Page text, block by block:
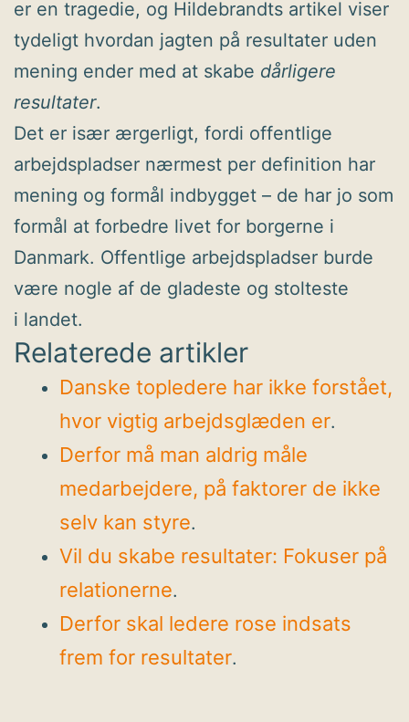
er en tragedie, og Hildebrandts artikel viser
tydeligt hvordan jagten på resultater uden
mening ender med at skabe dårligere
resultater.
Det er især ærgerligt, fordi offentlige
arbejdspladser nærmest per definition har
mening og formål indbygget – de har jo som
formål at forbedre livet for borgerne i
Danmark. Offentlige arbejdspladser burde
være nogle af de gladeste og stolteste
i landet.
Relaterede artikler
Danske topledere har ikke forstået,
hvor vigtig arbejdsglæden er.
Derfor må man aldrig måle
medarbejdere, på faktorer de ikke
selv kan styre.
Vil du skabe resultater: Fokuser på
relationerne.
Derfor skal ledere rose indsats
frem for resultater.